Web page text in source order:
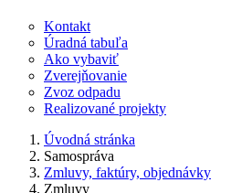
Kontakt
Úradná tabuľa
Ako vybaviť
Zverejňovanie
Zvoz odpadu
Realizované projekty
Úvodná stránka
Samospráva
Zmluvy, faktúry, objednávky
Zmluvy